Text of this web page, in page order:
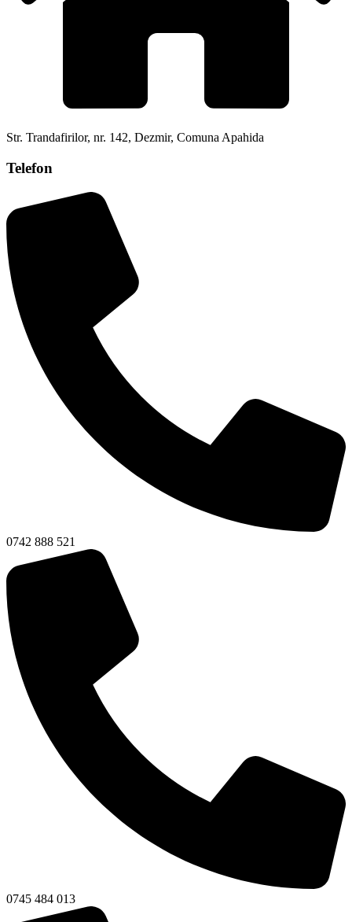
Str. Trandafirilor, nr. 142, Dezmir, Comuna Apahida
Telefon
0742 888 521
0745 484 013